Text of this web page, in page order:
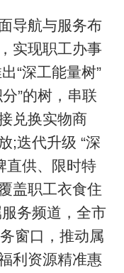
导航与服务布
实现职工办事
“深工能量树”
”的树，串联
兑换实物商
;迭代升级 “深
直供、限时特
盖职工衣食住
务频道，全市
窗口，推动属
利资源精准惠